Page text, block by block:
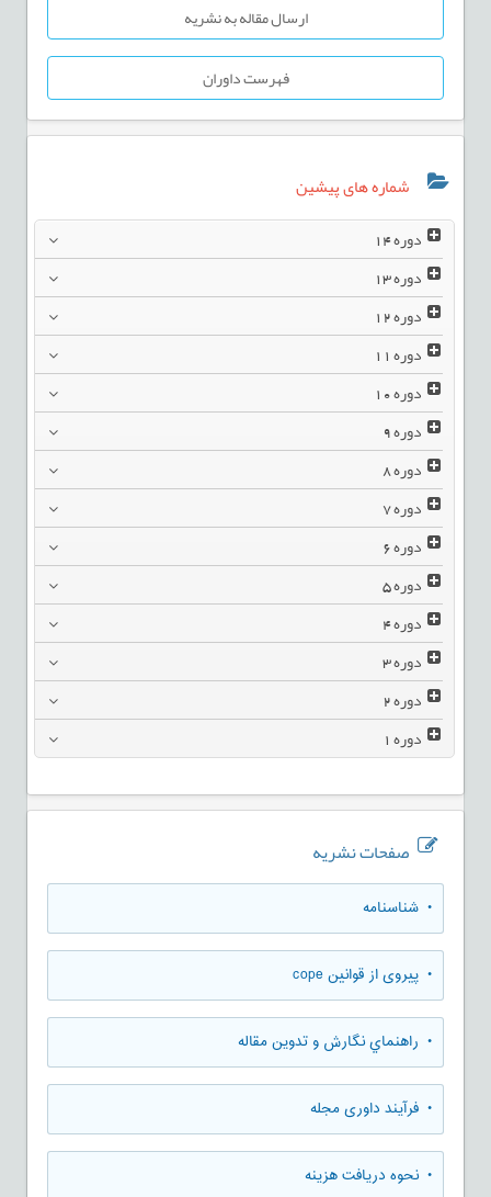
ارسال مقاله به نشریه
فهرست داوران
شماره های پیشین
دوره14
دوره13
دوره12
دوره11
دوره10
دوره9
دوره8
دوره7
دوره6
دوره5
دوره4
دوره3
دوره2
دوره1
صفحات نشریه
• شناسنامه
• پیروی از قوانین cope
• راهنماي نگارش و تدوين مقاله
• فرآیند داوری مجله
• نحوه دریافت هزینه